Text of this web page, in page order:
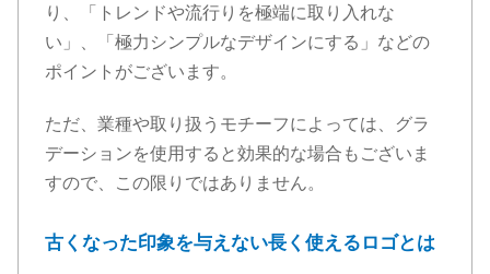
り、「トレンドや流行りを極端に取り入れな
い」、「極力シンプルなデザインにする」などの
ポイントがございます。
ただ、業種や取り扱うモチーフによっては、グラ
デーションを使用すると効果的な場合もございま
すので、この限りではありません。
古くなった印象を与えない長く使えるロゴとは